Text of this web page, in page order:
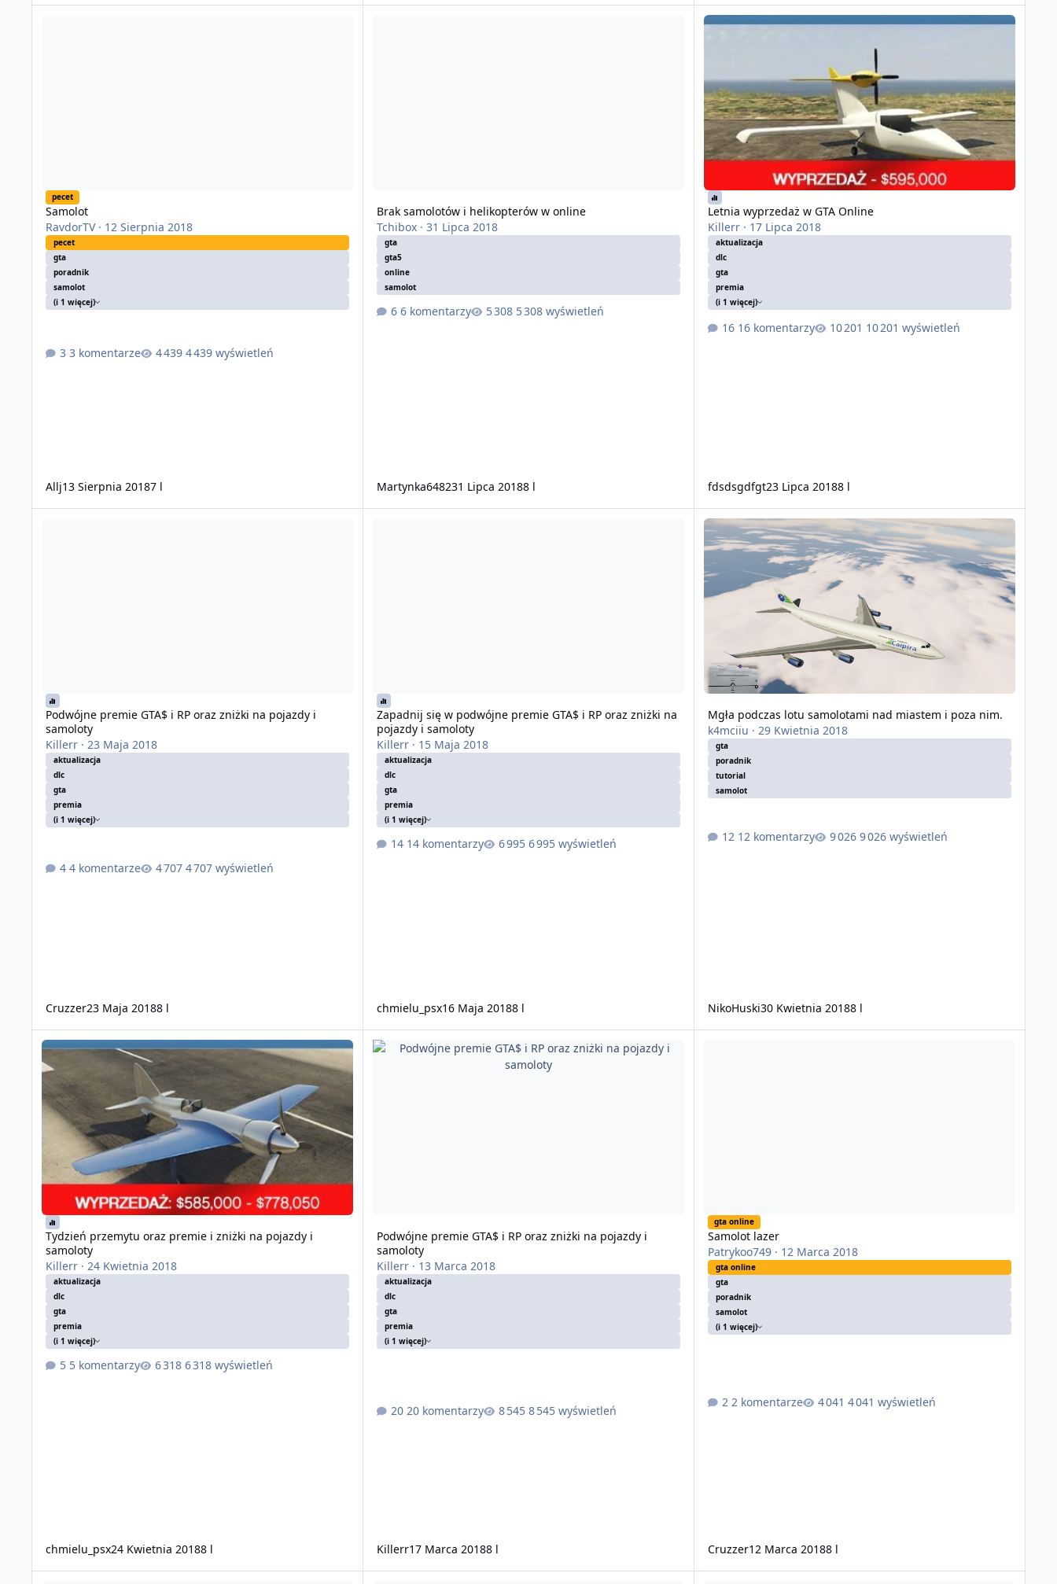
pecet
Samolot
RavdorTV· 12 Sierpnia 2018
pecet
gta
poradnik
samolot
(i 1 więcej)
3 komentarze 4 439 wyświetleń
Allj13 Sierpnia 20187 l
Brak samolotów i helikopterów w online
Tchibox· 31 Lipca 2018
gta
gta5
online
samolot
6 komentarzy 5 308 wyświetleń
Martynka648231 Lipca 20188 l
Letnia wyprzedaż w GTA Online
Letnia wyprzedaż w GTA Online
Killerr· 17 Lipca 2018
aktualizacja
dlc
gta
premia
(i 1 więcej)
16 komentarzy 10 201 wyświetleń
fdsdsgdfgt23 Lipca 20188 l
Podwójne premie GTA$ i RP oraz zniżki na pojazdy i
samoloty
Killerr· 23 Maja 2018
aktualizacja
dlc
gta
premia
(i 1 więcej)
4 komentarze 4 707 wyświetleń
Cruzzer23 Maja 20188 l
Zapadnij się w podwójne premie GTA$ i RP oraz zniżki na pojazdy i samoloty
Zapadnij się w podwójne premie GTA$ i RP oraz zniżki na
pojazdy i samoloty
Killerr· 15 Maja 2018
aktualizacja
dlc
gta
premia
(i 1 więcej)
14 komentarzy 6 995 wyświetleń
chmielu_psx16 Maja 20188 l
Mgła podczas lotu samolotami nad miastem i poza nim.
Mgła podczas lotu samolotami nad miastem i poza nim.
k4mciiu · 29 Kwietnia 2018
gta
poradnik
tutorial
samolot
12 komentarzy 9 026 wyświetleń
NikoHuski30 Kwietnia 20188 l
Tydzień przemytu oraz premie i zniżki na pojazdy i samoloty
Tydzień przemytu oraz premie i zniżki na pojazdy i
samoloty
Killerr· 24 Kwietnia 2018
aktualizacja
dlc
gta
premia
(i 1 więcej)
5 komentarzy 6 318 wyświetleń
chmielu_psx24 Kwietnia 20188 l
Podwójne premie GTA$ i RP oraz zniżki na pojazdy i samoloty
Podwójne premie GTA$ i RP oraz zniżki na pojazdy i
samoloty
Killerr· 13 Marca 2018
aktualizacja
dlc
gta
premia
(i 1 więcej)
20 komentarzy 8 545 wyświetleń
Killerr17 Marca 20188 l
gta online
Samolot lazer
Patrykoo749· 12 Marca 2018
gta online
gta
poradnik
samolot
(i 1 więcej)
2 komentarze 4 041 wyświetleń
Cruzzer12 Marca 20188 l